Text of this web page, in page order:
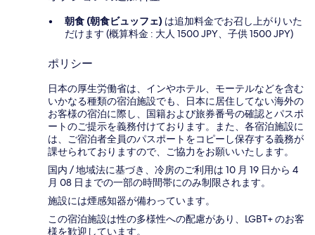
朝食 (朝食ビュッフェ) は追加料金でお召し上がりいた
だけます (概算料金 : 大人 1500 JPY、子供 1500 JPY)
ポリシー
日本の厚生労働省は、インやホテル、モーテルなどを含む
いかなる種類の宿泊施設でも、日本に​居住してない海外の
お客様の宿泊に際し、国籍および旅券番号の確認とパスポ
ートのご提示を義務付け​ております。また、各宿泊施設に
は、ご宿泊者全員のパスポートをコピーし保存する義務が
課せられておりますの​で、ご協力をお願いいたします。
国内 / 地域法に基づき、冷房のご利用は 10 月 19 日から 4
月 08 日までの一部の時間帯にのみ制限されます。
施設には煙感知器が備わっています。
この宿泊施設は性の多様性への配慮があり、LGBT+ のお客
様を歓迎しています。